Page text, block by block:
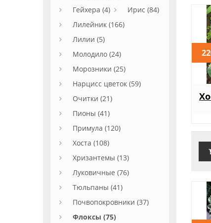
Гейхера (4)
Ирис (84)
Лилейник (166)
Лилии (5)
Молодило (24)
Морозники (25)
Нарцисс цветок (59)
Очитки (21)
Пионы (41)
Примула (120)
Хоста (108)
Хризантемы (13)
Луковичные (76)
Тюльпаны (41)
Почвопокровники (37)
Флоксы (75)